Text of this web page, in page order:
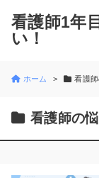
看護師1年
い！
ホーム 看護
看護師の